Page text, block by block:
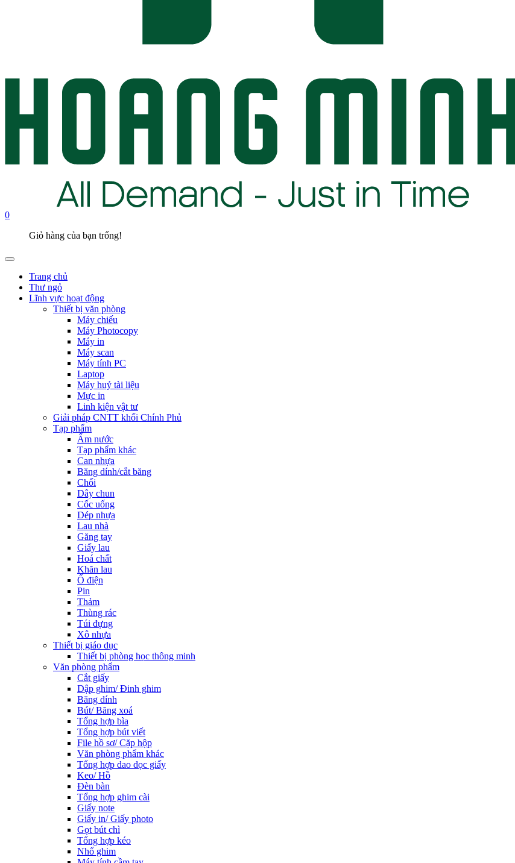
0
Giỏ hàng của bạn trống!
Trang chủ
Thư ngỏ
Lĩnh vực hoạt động
Thiết bị văn phòng
Máy chiếu
Máy Photocopy
Máy in
Máy scan
Máy tính PC
Laptop
Máy huỷ tài liệu
Mực in
Linh kiện vật tư
Giải pháp CNTT khối Chính Phủ
Tạp phẩm
Ấm nước
Tạp phẩm khác
Can nhựa
Băng dính/cắt băng
Chổi
Dây chun
Cốc uống
Dép nhựa
Lau nhà
Găng tay
Giấy lau
Hoá chất
Khăn lau
Ổ điện
Pin
Thảm
Thùng rác
Túi đựng
Xô nhựa
Thiết bị giáo dục
Thiết bị phòng học thông minh
Văn phòng phẩm
Cắt giấy
Dập ghim/ Đinh ghim
Băng dính
Bút/ Băng xoá
Tổng hợp bìa
Tổng hợp bút viết
File hồ sơ/ Cặp hộp
Văn phòng phẩm khác
Tổng hợp dao dọc giấy
Keo/ Hồ
Đèn bàn
Tổng hợp ghim cài
Giấy note
Giấy in/ Giấy photo
Gọt bút chì
Tổng hợp kéo
Nhổ ghim